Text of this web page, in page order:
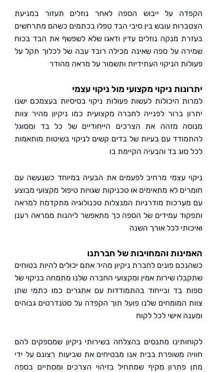
על ייבוש הספה לאחר נוזלים תעזור במניעת
עובש בין סיבי הבד טפלו בכתמים כשהם מתרחשים
מנקה נוזלים עדין ודאגו שלא לשפשף את הבד בכוח
על ספה שאינה מכילה רובד עבה של לכלוך תקל על
הניקוי העתידיות ותשמור על מראה מהודר
ניקוי מקצועי מול ניקוי עצמי
היכולות לעשות פעולות ניקוי בסיסיות בעצמכם ישנו
ברור לפנייה לחברה מקצועית כמו ניקיון מהיר צוות
מזהה את הצרכים הייחודיים של כל בד ומסוגל
עם בעיות של בדים קשים לניקוי בשיטות מותאמות
בד והבעיה הקיימת בו
עצמי מרחיב לפעמים את הבעיה במיוחד כשנעשה עם
לא מתאימים או טכניקות שגויות טיפול מקצועי מבוצע
מודרניות המנצלות טכנולוגיה מתקדמת למראה
עמידים של הספה כך מתאפשר ליהנות ממראה רענן
לכל אורך השנה
והמחויבות של חברתנו
פונים לחברת ניקיון מהיר אתם יכולים להיות בטוחים
שירות אמין ומקצועי החברה שלנו מתמחה בניקוי של
בד ובייחוד בהתמודדות עם אתגרים כמו כתמי שתן
המומחים שלנו פועל תוך הקפדה על סטנדרטים גבוהים
אישי לכל לקוח
מתנסים בהצלחה בשירותי ניקיון שמספקים להם
משופרת בבית אנו מבטיחים את שביעות רצונם על ידי
מקיף שמתחיל בזיהוי הצרכים ומסתיים בספה